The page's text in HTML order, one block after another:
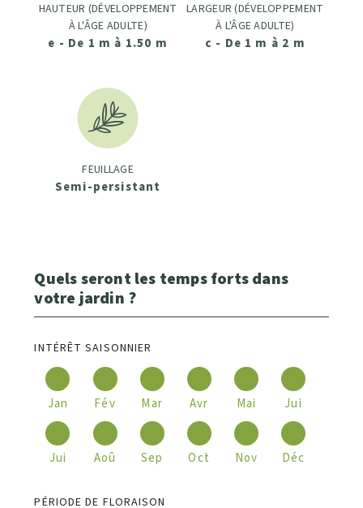
HAUTEUR (DÉVELOPPEMENT
À L'ÂGE ADULTE)
e - De 1 m à 1.50 m
LARGEUR (DÉVELOPPEMENT
À L'ÂGE ADULTE)
c - De 1 m à 2 m
FEUILLAGE
Semi-persistant
Quels seront les temps forts dans
votre jardin ?
INTÉRÊT SAISONNIER
Jan Fév Mar Avr Mai Jui
Jui Aoû Sep Oct Nov Déc
PÉRIODE DE FLORAISON